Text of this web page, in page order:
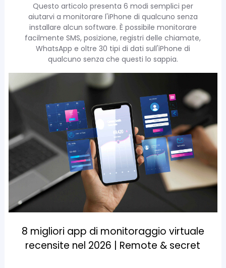
Questo articolo presenta 6 modi semplici per
aiutarvi a monitorare l'iPhone di qualcuno senza
installare alcun software. È possibile monitorare
facilmente SMS, posizione, registri delle chiamate,
WhatsApp e oltre 30 tipi di dati sull'iPhone di
qualcuno senza che questi lo sappia.
8 migliori app di monitoraggio virtuale
recensite nel 2026 | Remote & secret